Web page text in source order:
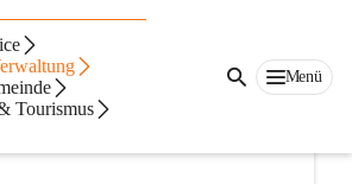
Tourismus
Menü